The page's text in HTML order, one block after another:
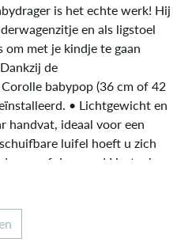
is het echte werk! Hij
en als ligstoel
met je kindje te gaan
de
babypop (36 cm of 42
• Lichtgewicht en
handvat, ideaal voor een
luifel hoeft u zich
zon of de regen! Ligstoel:
geïnstalleerd. De
is compatibel met de